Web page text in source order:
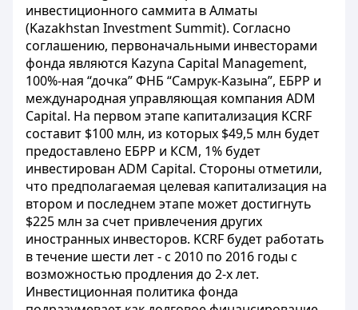
инвестиционного саммита в Алматы
(Kazakhstan Investment Summit). Согласно
соглашению, первоначальными инвесторами
фонда являются Kazyna Capital Management,
100%-ная “дочка” ФНБ “Самрук-Казына”, ЕБРР и
международная управляющая компания ADM
Capital. На первом этапе капитализация KCRF
составит $100 млн, из которых $49,5 млн будет
предоставлено ЕБРР и КСМ, 1% будет
инвестирован ADM Capital. Стороны отметили,
что предполагаемая целевая капитализация на
втором и последнем этапе может достигнуть
$225 млн за счет привлечения других
иностранных инвесторов. KCRF будет работать
в течение шести лет - с 2010 по 2016 годы с
возможностью продления до 2-х лет.
Инвестиционная политика фонда